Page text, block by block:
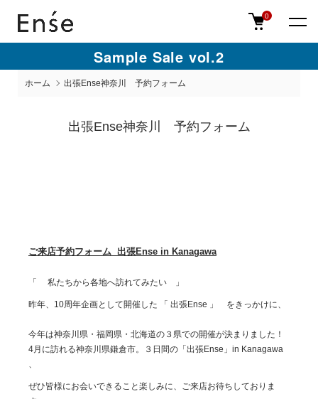
Sample Sale vol.2
0
ホーム 出張Ense神奈川 予約フォーム
出張Ense神奈川 予約フォーム
ご来店予約フォーム 出張Ense in Kanagawa
「 私たちから各地へ訪れてみたい 」
昨年、10周年企画として開催した 「 出張Ense 」 をきっかけに、
今年は神奈川県・福岡県・北海道の３県での開催が決まりました！
4月に訪れる神奈川県鎌倉市。３日間の「出張Ense」in Kanagawa
、
ぜひ皆様にお会いできること楽しみに、ご来店お待ちしておりま